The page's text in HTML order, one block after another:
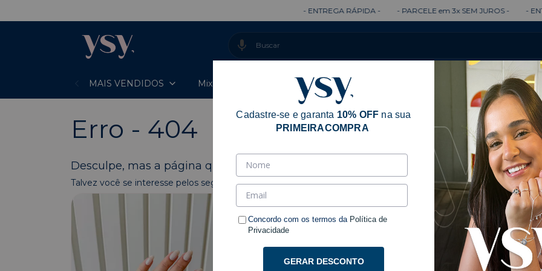
- ENTREGA RÁPIDA - - PARCELE em 3x SEM JUROS - -
MAIS VENDIDOS Mixes Prontos Colares Pulseiras
Erro - 404
Desculpe, mas a página que você está procurando não existe.
Talvez você se interesse pelos seguintes produtos.
Cadastre-se e garanta 10% OFF na sua
PRIMEIRACOMPRA
Concordo com os termos da Política de
Privacidade
GERAR DESCONTO